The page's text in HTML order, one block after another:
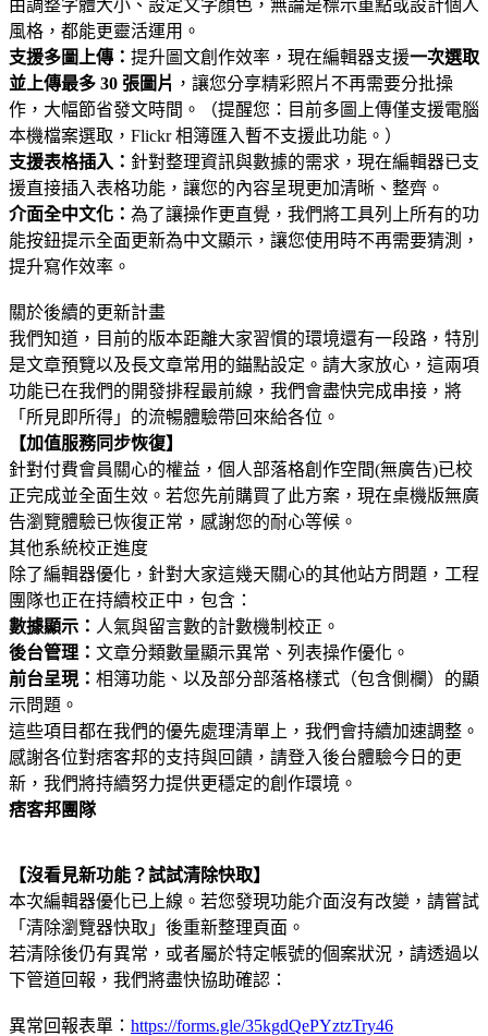
由調整字體大小、設定文字顏色，無論是標示重點或設計個人
風格，都能更靈活運用。
支援多圖上傳： 提升圖文創作效率，現在編輯器支援一次選取
並上傳最多 30 張圖片 ，讓您分享精彩照片不再需要分批操
作，大幅節省發文時間。（提醒您：目前多圖上傳僅支援電腦
本機檔案選取，Flickr 相簿匯入暫不支援此功能。）
支援表格插入： 針對整理資訊與數據的需求，現在編輯器已支
援直接插入表格功能，讓您的內容呈現更加清晰、整齊。
介面全中文化： 為了讓操作更直覺，我們將工具列上所有的功
能按鈕提示全面更新為中文顯示，讓您使用時不再需要猜測，
提升寫作效率。
關於後續的更新計畫
我們知道，目前的版本距離大家習慣的環境還有一段路，特別
是文章預覽以及長文章常用的錨點設定。請大家放心，這兩項
功能已在我們的開發排程最前線，我們會盡快完成串接，將
「所見即所得」的流暢體驗帶回來給各位。
【加值服務同步恢復】
針對付費會員關心的權益，個人部落格創作空間(無廣告)已校
正完成並全面生效。若您先前購買了此方案，現在桌機版無廣
告瀏覽體驗已恢復正常，感謝您的耐心等候。
其他系統校正進度
除了編輯器優化，針對大家這幾天關心的其他站方問題，工程
團隊也正在持續校正中，包含：
數據顯示： 人氣與留言數的計數機制校正。
後台管理： 文章分類數量顯示異常、列表操作優化。
前台呈現： 相簿功能、以及部分部落格樣式（包含側欄）的顯
示問題。
這些項目都在我們的優先處理清單上，我們會持續加速調整。
感謝各位對痞客邦的支持與回饋，請登入後台體驗今日的更
新，我們將持續努力提供更穩定的創作環境。
痞客邦團隊
【沒看見新功能？試試清除快取】
本次編輯器優化已上線。若您發現功能介面沒有改變，請嘗試
「清除瀏覽器快取」後重新整理頁面。
若清除後仍有異常，或者屬於特定帳號的個案狀況，請透過以
下管道回報，我們將盡快協助確認：
異常回報表單： https://forms.gle/35kgdQePYztzTry46